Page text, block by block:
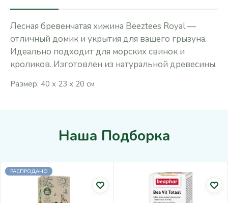
Лесная бревенчатая хижина Beeztees Royal —
отличный домик и укрытия для вашего грызуна.
Идеально подходит для морских свинок и
кроликов. Изготовлен из натуральной древесины.
Размер: 40 х 23 х 20 см
Наша Подборка
РАСПРОДАНО